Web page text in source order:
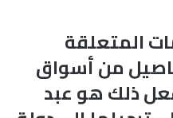
المتعلقة
من أسواق
ذلك هو عبد